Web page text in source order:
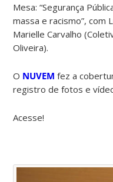
Mesa: “Segurança
massa e racismo”, com
Marielle Carvalho
Oliveira).
O NUVEM fez a
registro de fotos e
Acesse!